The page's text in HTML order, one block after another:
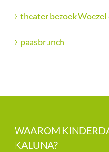
theater bezoek Woezel
paasbrunch
WAAROM
KALUNA?